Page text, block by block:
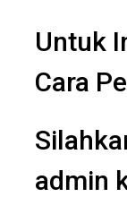
Untuk
Cara
admin